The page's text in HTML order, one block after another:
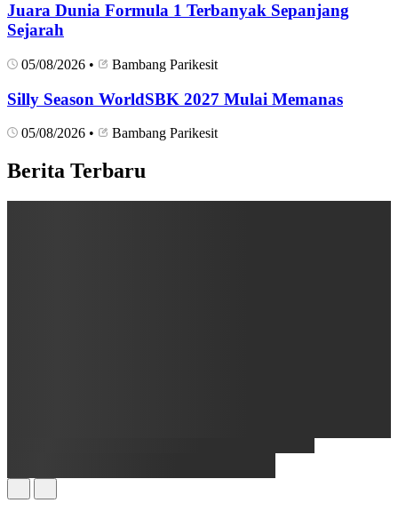
Juara Dunia Formula 1 Terbanyak Sepanjang
Sejarah
05/08/2026 • Bambang Parikesit
Silly Season WorldSBK 2027 Mulai Memanas
05/08/2026 • Bambang Parikesit
Berita Terbaru